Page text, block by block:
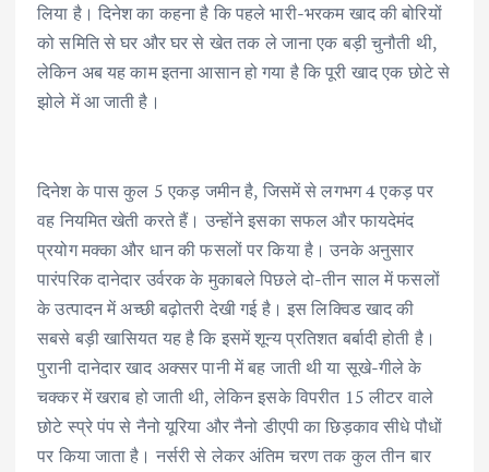
लिया है। दिनेश का कहना है कि पहले भारी-भरकम खाद की बोरियों
को समिति से घर और घर से खेत तक ले जाना एक बड़ी चुनौती थी,
लेकिन अब यह काम इतना आसान हो गया है कि पूरी खाद एक छोटे से
झोले में आ जाती है।
दिनेश के पास कुल 5 एकड़ जमीन है, जिसमें से लगभग 4 एकड़ पर
वह नियमित खेती करते हैं। उन्होंने इसका सफल और फायदेमंद
प्रयोग मक्का और धान की फसलों पर किया है। उनके अनुसार
पारंपरिक दानेदार उर्वरक के मुकाबले पिछले दो-तीन साल में फसलों
के उत्पादन में अच्छी बढ़ोतरी देखी गई है। इस लिक्विड खाद की
सबसे बड़ी खासियत यह है कि इसमें शून्य प्रतिशत बर्बादी होती है।
पुरानी दानेदार खाद अक्सर पानी में बह जाती थी या सूखे-गीले के
चक्कर में खराब हो जाती थी, लेकिन इसके विपरीत 15 लीटर वाले
छोटे स्प्रे पंप से नैनो यूरिया और नैनो डीएपी का छिड़काव सीधे पौधों
पर किया जाता है। नर्सरी से लेकर अंतिम चरण तक कुल तीन बार